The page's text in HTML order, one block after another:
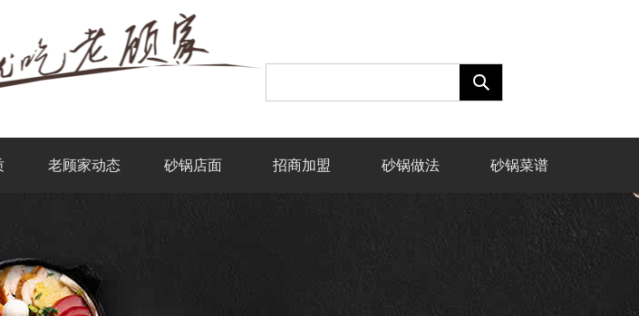
老顾家动态 砂锅店面 招商加盟 砂锅做法 砂锅菜谱